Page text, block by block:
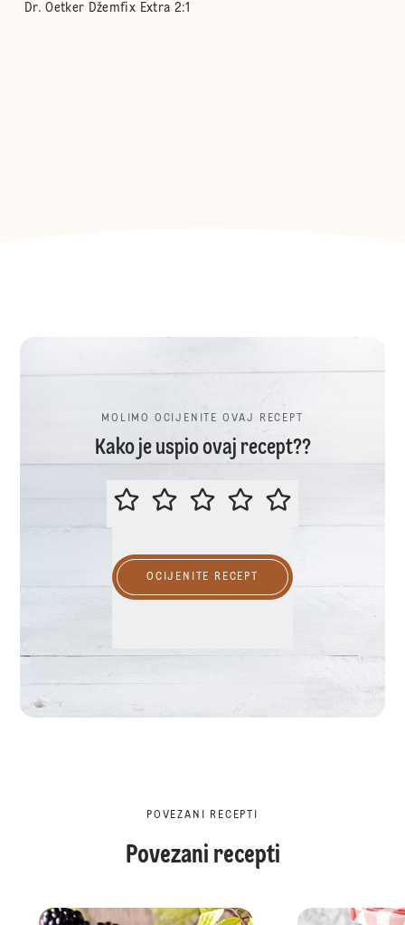
Dr. Oetker Džemfix Extra 2:1
MOLIMO OCIJENITE OVAJ RECEPT
Kako je uspio ovaj recept??
MOLIMO OCIJENITE OVAJ
OCIJENITE RECEPT
POVEZANI RECEPTI
Povezani recepti